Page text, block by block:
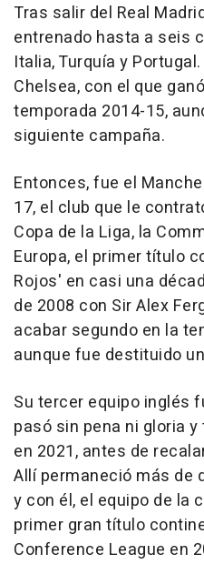
Tras salir del Real
entrenado hasta a seis
Italia, Turquía y
Chelsea, con el que
temporada 2014-15,
siguiente campaña.
Entonces, fue el
17, el club que le
Copa de la Liga, la
Europa, el primer título
Rojos' en casi una
de 2008 con Sir Alex
acabar segundo en la
aunque fue destituido
Su tercer equipo inglés
pasó sin pena ni gloria
en 2021, antes de
Allí permaneció más de
y con él, el equipo de la
primer gran título
Conference League en